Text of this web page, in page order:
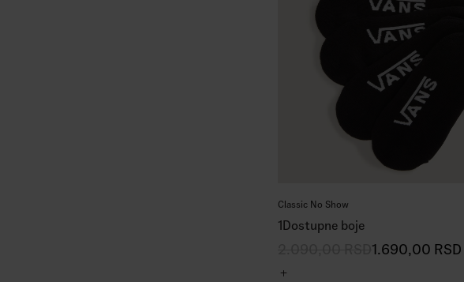
Classic No Show
1Dostupne boje
1.690,00 RSD